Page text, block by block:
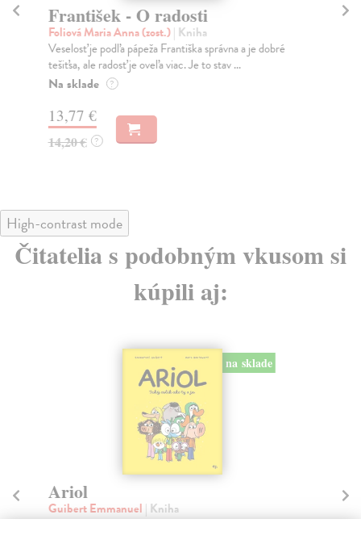
František - O radosti
Foliová Maria Anna (zost.)| Kniha
Veselosť je podľa pápeža Františka správna a je dobré
tešiťsa, ale radosť je oveľa viac. Je to stav ...
Na sklade ?
13,77 €
14,20 € ?
High-contrast mode
Čitatelia s podobným vkusom si
kúpili aj:
na sklade
Ariol
Guibert Emmanuel | Kniha
Ariol je modrý oslík v okuliaroch. Býva so svojimi